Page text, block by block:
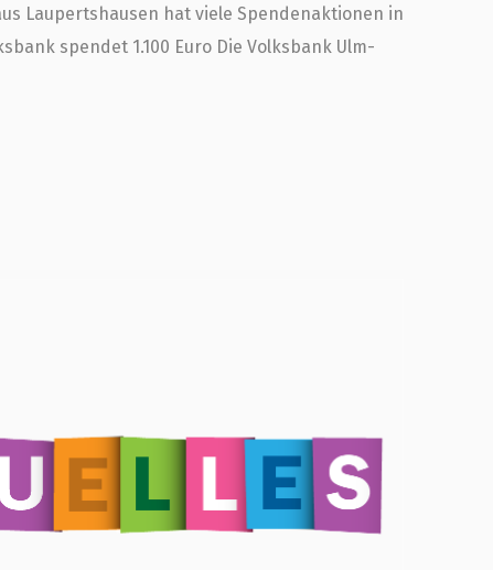
Laupertshausen hat viele Spendenaktionen in
spendet 1.100 Euro Die Volksbank Ulm-